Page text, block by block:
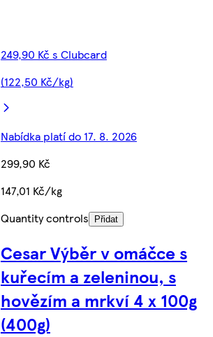
249,90 Kč s Clubcard
(122,50 Kč/kg)
Nabídka platí do 17. 8. 2026
299,90 Kč
147,01 Kč/kg
Quantity controls
Přidat
Cesar Výběr v omáčce s
kuřecím a zeleninou, s
hovězím a mrkví 4 x 100g
(400g)